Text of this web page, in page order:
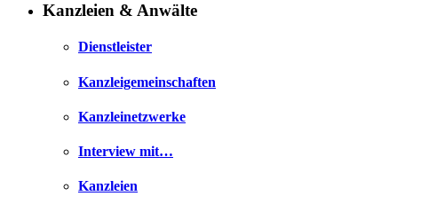
Kanzleien & Anwälte
Dienstleister
Kanzleigemeinschaften
Kanzleinetzwerke
Interview mit…
Kanzleien